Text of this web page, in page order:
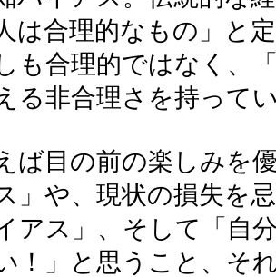
人は合理的なもの」と
も合理的ではなく、
る非合理さを持って
ば目の前の楽しみを
」や、現状の損失を
アス」、そして「自
！」と思うこと、そ